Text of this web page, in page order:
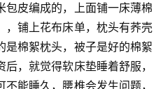
包皮编成的，上面铺一床薄棉
，铺上花布床单，枕头有荞壳
是棉絮枕头，被子是好的棉絮
，就觉得软床垫睡着舒服，
能睡久，腰椎会发生问题，